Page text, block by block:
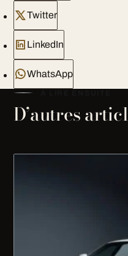
Twitter
LinkedIn
WhatsApp
D’autres